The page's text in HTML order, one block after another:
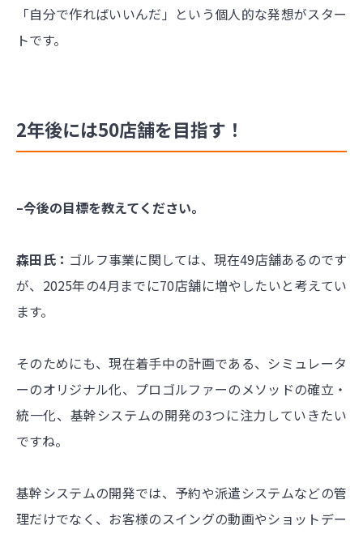
「自分で作ればいいんだ」という個人的な発想がスター
トです。
2年後には50店舗を目指す！
–今後の目標を教えてください。
森田氏： ゴルフ事業に関しては、現在49店舗あるのです
が、2025年の4月までに70店舗に増やしたいと考えてい
ます。
そのためにも、現在着手中の計画である、シミュレータ
ーのオリジナル化、プロゴルファーのメソッドの確立・
統一化、基幹システムの開発の3つに注力していきたい
ですね。
基幹システムの開発では、予約や派遣システムなどの管
理だけでなく、お客様のスイングの動画やショットデー